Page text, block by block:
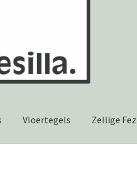
Vloertegels Zellige Fez